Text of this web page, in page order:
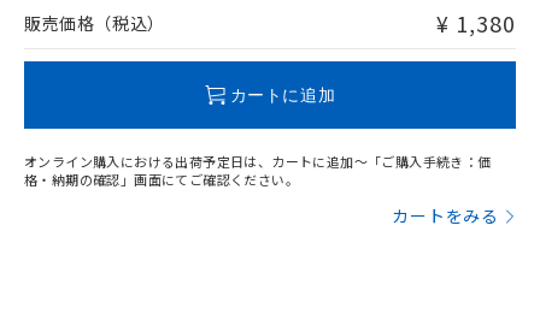
問い合わせください。
販売価格（税込） ¥ 1,380
カートに追加
オンライン購入における出荷予定日は、カートに追加～「ご購入手続き：価
格・納期の確認」画面にてご確認ください。
カートをみる